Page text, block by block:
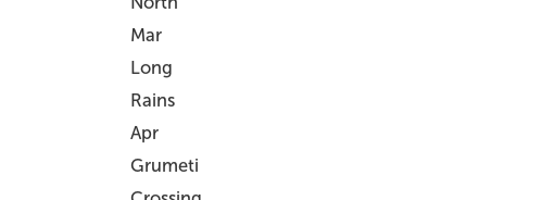
Mar
Long
Rains
Apr
Grumeti